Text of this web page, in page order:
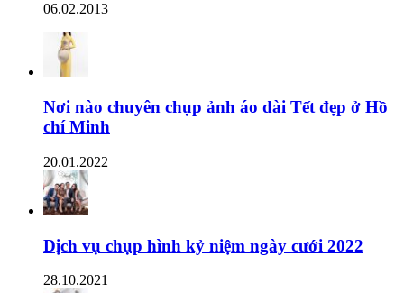
06.02.2013
Nơi nào chuyên chụp ảnh áo dài Tết đẹp ở Hồ
chí Minh
20.01.2022
Dịch vụ chụp hình kỷ niệm ngày cưới 2022
28.10.2021